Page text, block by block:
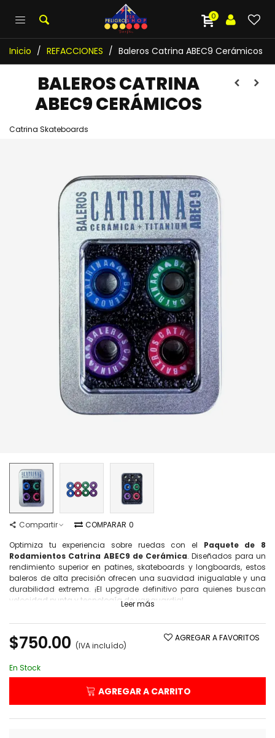
0
Inicio / REFACCIONES / Baleros Catrina ABEC9 Cerámicos
BALEROS CATRINA
ABEC9 CERÁMICOS
Catrina Skateboards
Compartir COMPARAR 0
Optimiza tu experiencia sobre ruedas con el Paquete de 8
Rodamientos Catrina ABEC9 de Cerámica. Diseñados para un
rendimiento superior en patines, skateboards y longboards, estos
baleros de alta precisión ofrecen una suavidad inigualable y una
durabilidad extrema. ¡El upgrade definitivo para quienes buscan
velocidad punta y tecnología de vanguardia!
Leer más
$750.00 (IVA incluído)
AGREGAR A FAVORITOS
En Stock
AGREGAR A CARRITO